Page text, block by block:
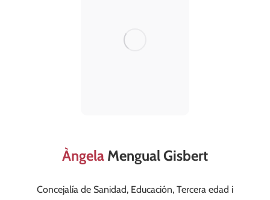
Àngela Mengual Gisbert
Concejalía de Sanidad, Educación, Tercera edad i
social@valldegallinera.es